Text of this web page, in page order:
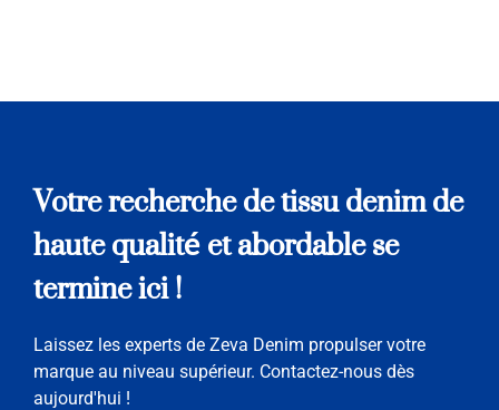
Votre recherche de tissu denim de
haute qualité et abordable se
termine ici !
Laissez les experts de Zeva Denim propulser votre
marque au niveau supérieur. Contactez-nous dès
aujourd'hui !